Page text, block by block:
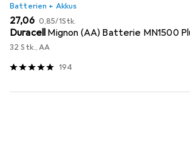
Batterien + Akkus
EUR
27,06 EUR
0,85/1Stk.
Duracell Mignon (AA) Batterie MN1500
32 Stk., AA
194